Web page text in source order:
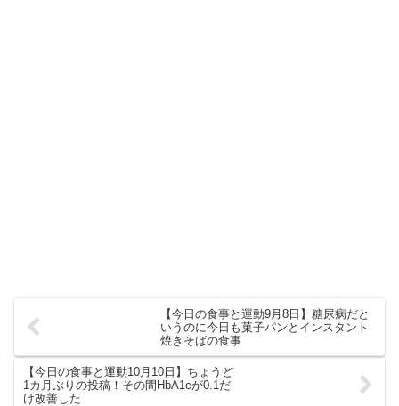
【今日の食事と運動9月8日】糖尿病だと
いうのに今日も菓子パンとインスタント
焼きそばの食事
【今日の食事と運動10月10日】ちょうど
1カ月ぶりの投稿！その間HbA1cが0.1だ
け改善した